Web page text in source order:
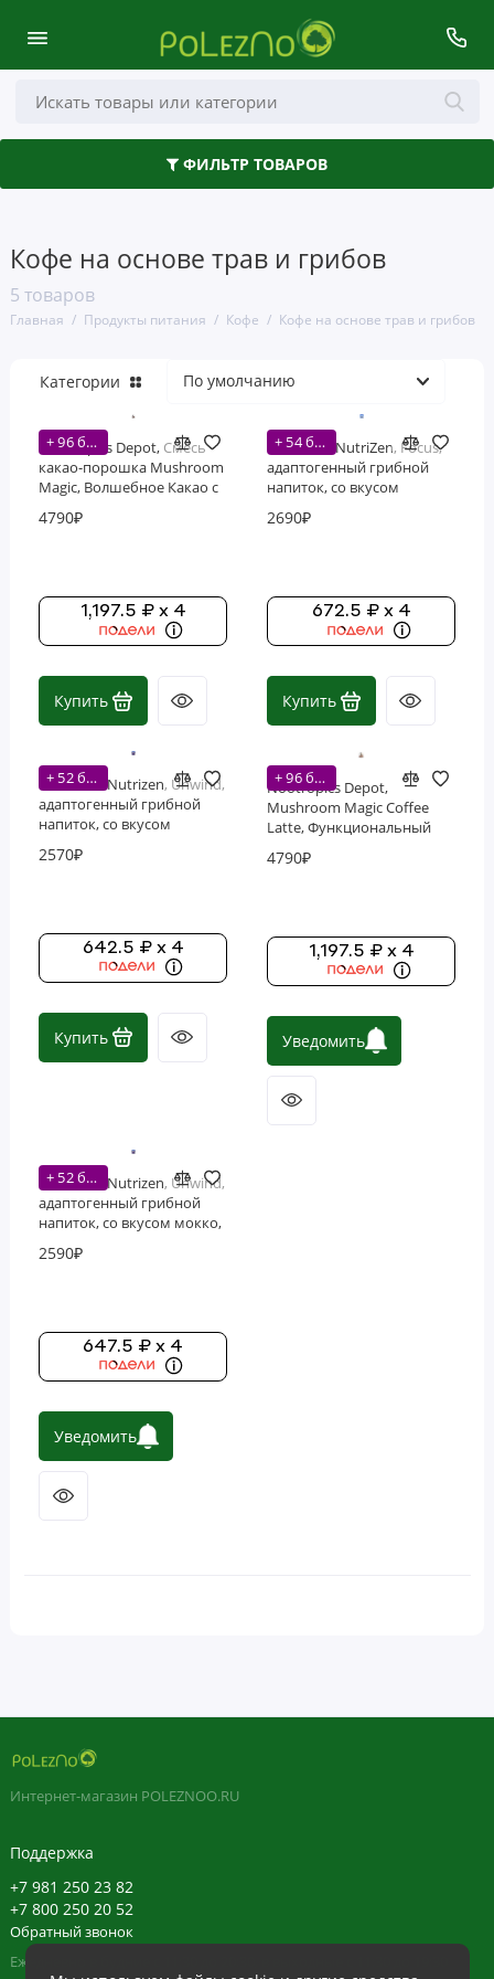
ФИЛЬТР ТОВАРОВ
Кофе на основе трав и грибов
5 товаров
Главная Продукты питания Кофе Кофе на основе трав и грибов
Масла и уксус
Напитки
Полезные завтраки
Шоколад и сладости
Категории
+ 96 бонусов
Nootropics Depot, Смесь
какао-порошка Mushroom
Magic, Волшебное Какао с
трость, 296гр
4790₽
1,197.5 ₽ x 4
Купить
+ 54 бонусов
Nutricost, NutriZen, Focus,
адаптогенный грибной
напиток, со вкусом
унции)
2690₽
672.5 ₽ x 4
Купить
+ 52 бонусов
Nutricost, Nutrizen, Unwind,
адаптогенный грибной
напиток, со вкусом
(7,4 унции)
2570₽
642.5 ₽ x 4
Купить
+ 96 бонусов
Nootropics Depot,
Mushroom Magic Coffee
Latte, Функциональный
порций
4790₽
1,197.5 ₽ x 4
Уведомить
+ 52 бонусов
Nutricost, Nutrizen, Unwind,
адаптогенный грибной
напиток, со вкусом мокко,
2590₽
647.5 ₽ x 4
Уведомить
Интернет-магазин POLEZNOO.RU
Поддержка
+7 981 250 23 82
+7 800 250 20 52
Обратный звонок
Ежедневно в будние с 11:30 до 20:30, в выходные с 11:30 до 19:30